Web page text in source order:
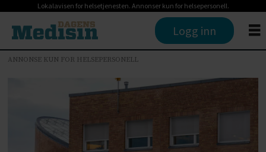
Lokalavisen for helsetjenesten. Annonser kun for helsepersonell.
Logg inn
ANNONSE KUN FOR HELSEPERSONELL